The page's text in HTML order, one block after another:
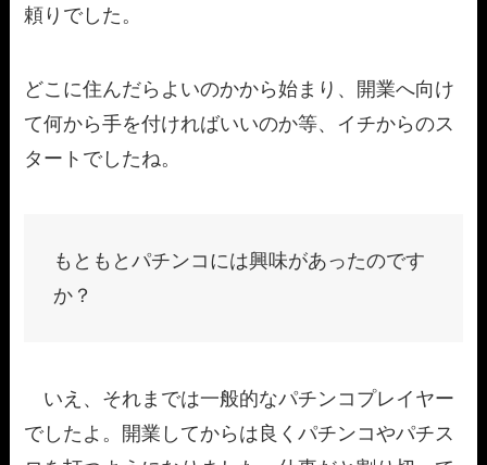
頼りでした。
どこに住んだらよいのかから始まり、開業へ向け
て何から手を付ければいいのか等、イチからのス
タートでしたね。
もともとパチンコには興味があったのです
か？
いえ、それまでは一般的なパチンコプレイヤー
でしたよ。開業してからは良くパチンコやパチス